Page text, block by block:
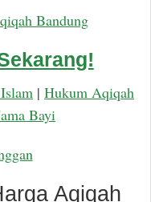
Bandung
| Hukum Aqiqah
Bayi
Aqiqah